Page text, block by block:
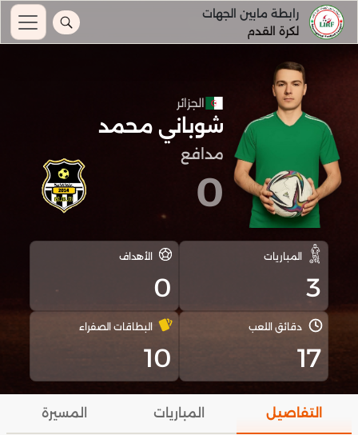
رابطة مابين الجهات
لكرة القدم
الجزائر
شوباني محمد
مدافع
0
المباريات
3
الأهداف
0
دقائق اللعب
17
البطاقات الصفراء
10
التفاصيل المباريات المسيرة